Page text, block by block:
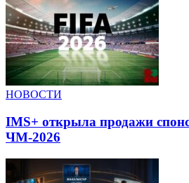
НОВОСТИ
IMS+ открыла продажи
ЧМ-2026